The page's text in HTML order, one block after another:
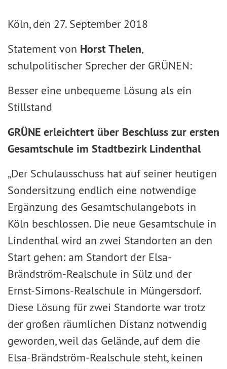
Köln, den 27. September 2018
Statement von Horst Thelen,
schulpolitischer Sprecher der GRÜNEN:
Besser eine unbequeme Lösung als ein
Stillstand
GRÜNE erleichtert über Beschluss zur ersten
Gesamtschule im Stadtbezirk Lindenthal
„Der Schulausschuss hat auf seiner heutigen
Sondersitzung endlich eine notwendige
Ergänzung des Gesamtschulangebots in
Köln beschlossen. Die neue Gesamtschule in
Lindenthal wird an zwei Standorten an den
Start gehen: am Standort der Elsa-
Brändström-Realschule in Sülz und der
Ernst-Simons-Realschule in Müngersdorf.
Diese Lösung für zwei Standorte war trotz
der großen räumlichen Distanz notwendig
geworden, weil das Gelände, auf dem die
Elsa-Brändström-Realschule steht, keinen